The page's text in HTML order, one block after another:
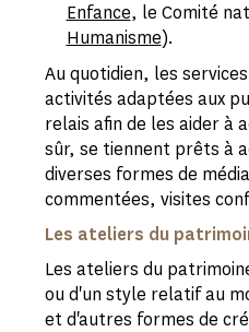
Enfance, le Comité
Humanisme).
Au quotidien, les
activités adaptées aux
relais afin de les aider à
sûr, se tiennent prêts à
diverses formes de
commentées, visites
Les ateliers du
Les ateliers du
ou d'un style relatif au
et d'autres formes de